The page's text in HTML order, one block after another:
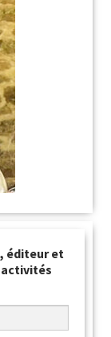
éditeur et
activités